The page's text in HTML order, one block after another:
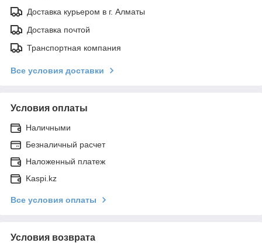
Доставка курьером в г. Алматы
Доставка почтой
Транспортная компания
Все условия доставки
Условия оплаты
Наличными
Безналичный расчет
Наложенный платеж
Kaspi.kz
Все условия оплаты
Условия возврата